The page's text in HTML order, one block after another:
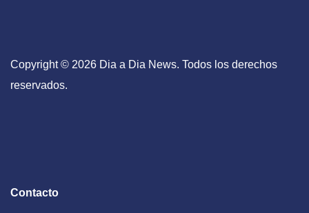
Copyright © 2026 Dia a Dia News. Todos los derechos
reservados.
Contacto